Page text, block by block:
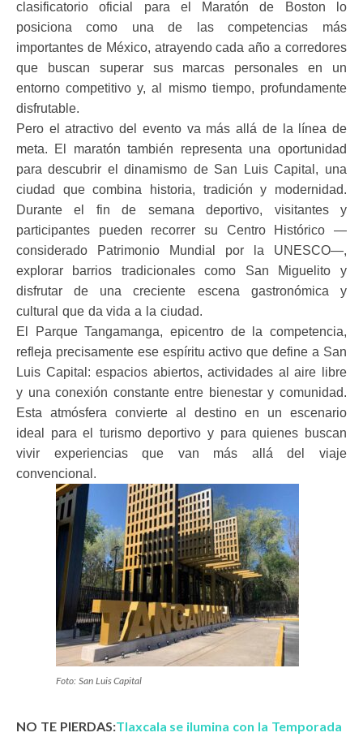
clasificatorio oficial para el Maratón de Boston lo
posiciona como una de las competencias más
importantes de México, atrayendo cada año a corredores
que buscan superar sus marcas personales en un
entorno competitivo y, al mismo tiempo, profundamente
disfrutable.
Pero el atractivo del evento va más allá de la línea de
meta. El maratón también representa una oportunidad
para descubrir el dinamismo de San Luis Capital, una
ciudad que combina historia, tradición y modernidad.
Durante el fin de semana deportivo, visitantes y
participantes pueden recorrer su Centro Histórico —
considerado Patrimonio Mundial por la UNESCO—,
explorar barrios tradicionales como San Miguelito y
disfrutar de una creciente escena gastronómica y
cultural que da vida a la ciudad.
El Parque Tangamanga, epicentro de la competencia,
refleja precisamente ese espíritu activo que define a San
Luis Capital: espacios abiertos, actividades al aire libre
y una conexión constante entre bienestar y comunidad.
Esta atmósfera convierte al destino en un escenario
ideal para el turismo deportivo y para quienes buscan
vivir experiencias que van más allá del viaje
convencional.
Foto: San Luis Capital
NO TE PIERDAS:Tlaxcala se ilumina con la Temporada